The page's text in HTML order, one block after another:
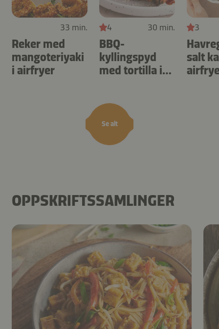
Se alt
33 min.
Reker med
mangoteriyaki
i airfryer
4 30 min.
BBQ-
kyllingspyd
med tortilla i
3
salt
OPPSKRIFTSSAMLINGER